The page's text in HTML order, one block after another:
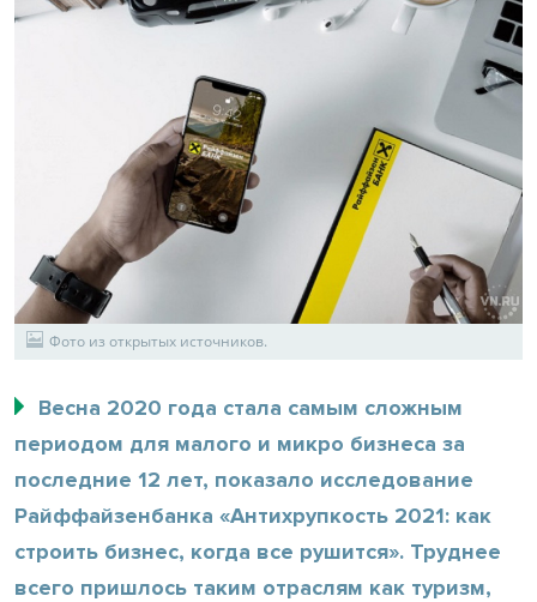
Фото из открытых источников.
Весна 2020 года стала самым сложным
периодом для малого и микро бизнеса за
последние 12 лет, показало исследование
Райффайзенбанка «Антихрупкость 2021: как
строить бизнес, когда все рушится». Труднее
всего пришлось таким отраслям как туризм,